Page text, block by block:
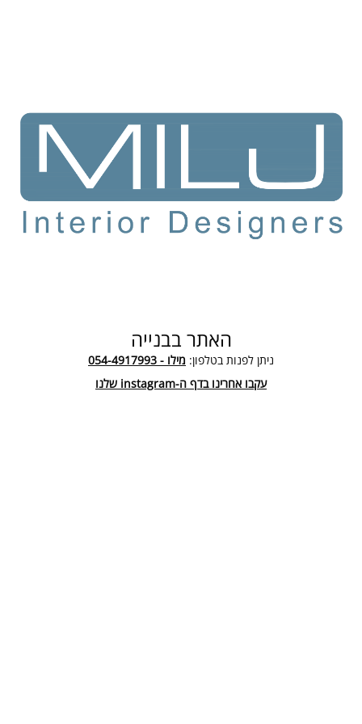
האתר בבנייה
ניתן לפנות בטלפון: מילו - 054-4917993
עקבו אחרינו בדף ה-instagram שלנו